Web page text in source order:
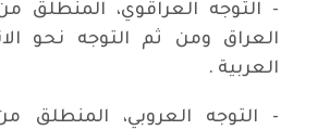
- التوجه العراقوي، المنطلق
العراق ومن ثم التوجه نحو
العربية .
- التوجه العروبي، المنطلق